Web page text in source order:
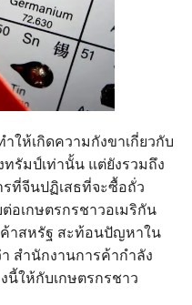
ให้เกิดความกังขาเกี่ยวกับ
ทรัมป์เท่านั้น แต่ยังรวมถึง
รที่จีนปฏิเสธที่จะซื้อถั่ว
อเกษตรกรชาวอเมริกัน
ค้าสหรัฐ สะท้อนปัญหาใน
สำนักงานการค้ากำลัง
นี้ให้กับเกษตรกรชาว